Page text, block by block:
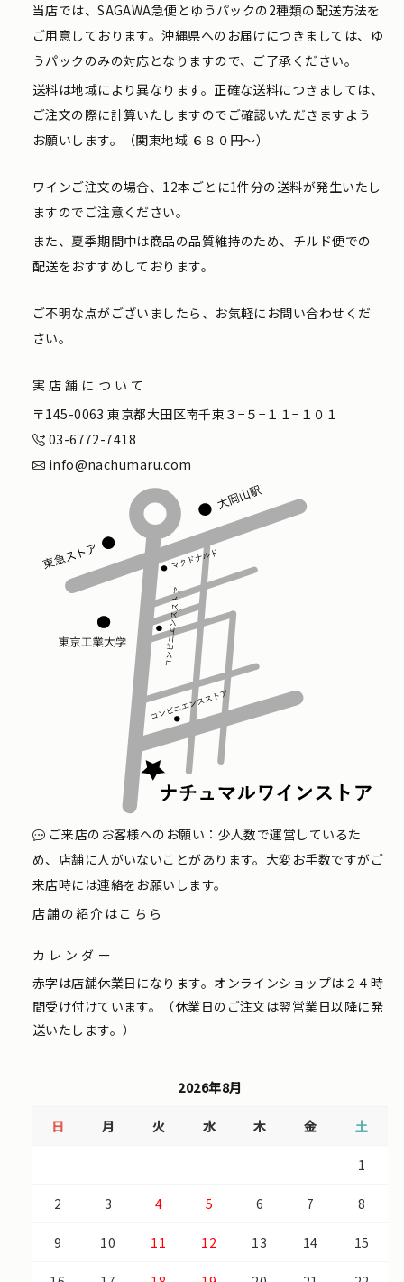
当店では、SAGAWA急便とゆうパックの2種類の配送方法を
ご用意しております。沖縄県へのお届けにつきましては、ゆ
うパックのみの対応となりますので、ご了承ください。
送料は地域により異なります。正確な送料につきましては、
ご注文の際に計算いたしますのでご確認いただきますよう
お願いします。（関東地域 ６８０円〜）
ワインご注文の場合、12本ごとに1件分の送料が発生いたし
ますのでご注意ください。
また、夏季期間中は商品の品質維持のため、チルド便での
配送をおすすめしております。
ご不明な点がございましたら、お気軽にお問い合わせくだ
さい。
実店舗について
〒145-0063 東京都大田区南千束３−５−１１−１０１
03-6772-7418
info@nachumaru.com
ご来店のお客様へのお願い：少人数で運営しているた
め、店舗に人がいないことがあります。大変お手数ですがご
来店時には連絡をお願いします。
店舗の紹介はこちら
カレンダー
赤字は店舗休業日になります。オンラインショップは２４時
間受け付けています。（休業日のご注文は翌営業日以降に発
送いたします。）
2026年8月
日 月 火 水 木 金 土
1
2 3 4 5 6 7 8
9 10 11 12 13 14 15